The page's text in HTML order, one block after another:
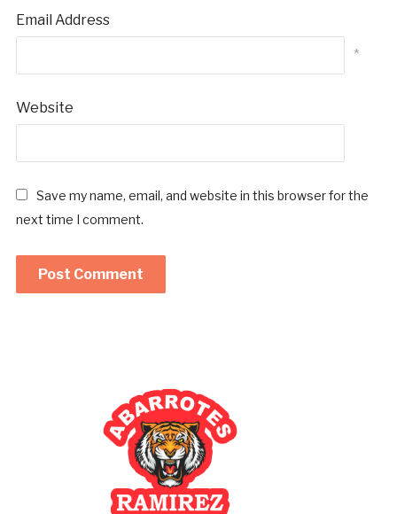
Email Address
*
Website
Save my name, email, and website in this browser for the
next time I comment.